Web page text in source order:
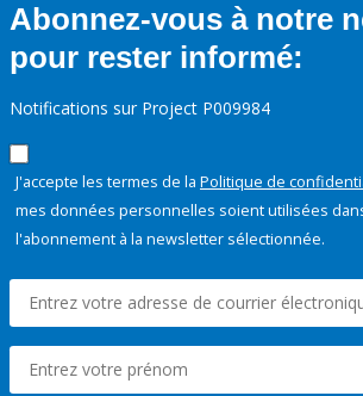
Abonnez-vous à notre
pour rester informé:
Notifications sur Project P009984
J'accepte les termes de la Politique de
mes données personnelles soient utilisées
l'abonnement à la newsletter sélectionnée.